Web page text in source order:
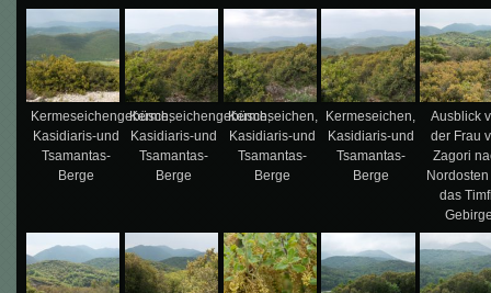
Kermeseichengebüsch,
Kasidiaris-und
Tsamantas-
Berge
Kermeseichengebüsch,
Kasidiaris-und
Tsamantas-
Berge
Kermeseichen,
Kasidiaris-und
Tsamantas-
Berge
Kermeseichen,
Kasidiaris-und
Tsamantas-
Berge
Ausblick
der Frau
Zagori
das